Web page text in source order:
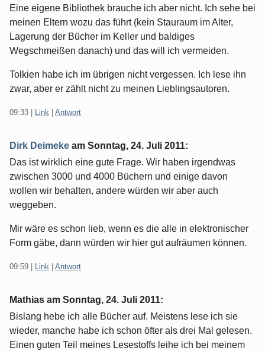
Eine eigene Bibliothek brauche ich aber nicht. Ich sehe bei
meinen Eltern wozu das führt (kein Stauraum im Alter,
Lagerung der Bücher im Keller und baldiges
Wegschmeißen danach) und das will ich vermeiden.
Tolkien habe ich im übrigen nicht vergessen. Ich lese ihn
zwar, aber er zählt nicht zu meinen Lieblingsautoren.
09:33 Link Antwort
Dirk Deimeke am Sonntag, 24. Juli 2011:
Das ist wirklich eine gute Frage. Wir haben irgendwas
zwischen 3000 und 4000 Büchern und einige davon
wollen wir behalten, andere würden wir aber auch
weggeben.
Mir wäre es schon lieb, wenn es die alle in elektronischer
Form gäbe, dann würden wir hier gut aufräumen können.
09:59 Link Antwort
Mathias am Sonntag, 24. Juli 2011:
Bislang hebe ich alle Bücher auf. Meistens lese ich sie
wieder, manche habe ich schon öfter als drei Mal gelesen.
Einen guten Teil meines Lesestoffs leihe ich bei meinem